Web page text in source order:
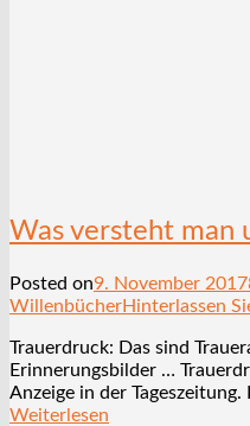
Was versteht man
Posted on9. November 2017
WillenbücherHinterlassen
Trauerdruck: Das sind
Erinnerungsbilder …
Anzeige in der
Weiterlesen